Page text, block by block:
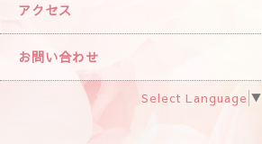
アクセス
お問い合わせ
Select Language ▼